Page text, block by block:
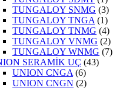
TUNGALOY SNMG (3)
TUNGALOY TNGA (1)
TUNGALOY TNMG (4)
TUNGALOY VNMG (2)
TUNGALOY WNMG (7)
SERAMİK UÇ (43)
UNION CNGA (6)
UNION CNGN (2)